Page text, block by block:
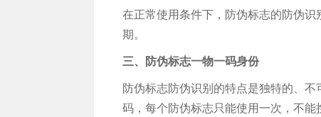
在正常使用条件下，防伪标志的防伪
期。
三、防伪标志一物一码身份
防伪标志防伪识别的特点是独特的、
码，每个防伪标志只能使用一次，不能